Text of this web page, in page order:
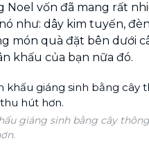
Noel vốn đã mang rất
như: dây kim tuyến,
món quà đặt bên dưới
khấu của bạn nữa đó.
giáng sinh bằng cây